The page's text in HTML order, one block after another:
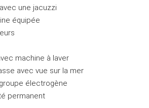
une jacuzzi
équipée
machine à laver
avec vue sur la mer
électrogène
permanent